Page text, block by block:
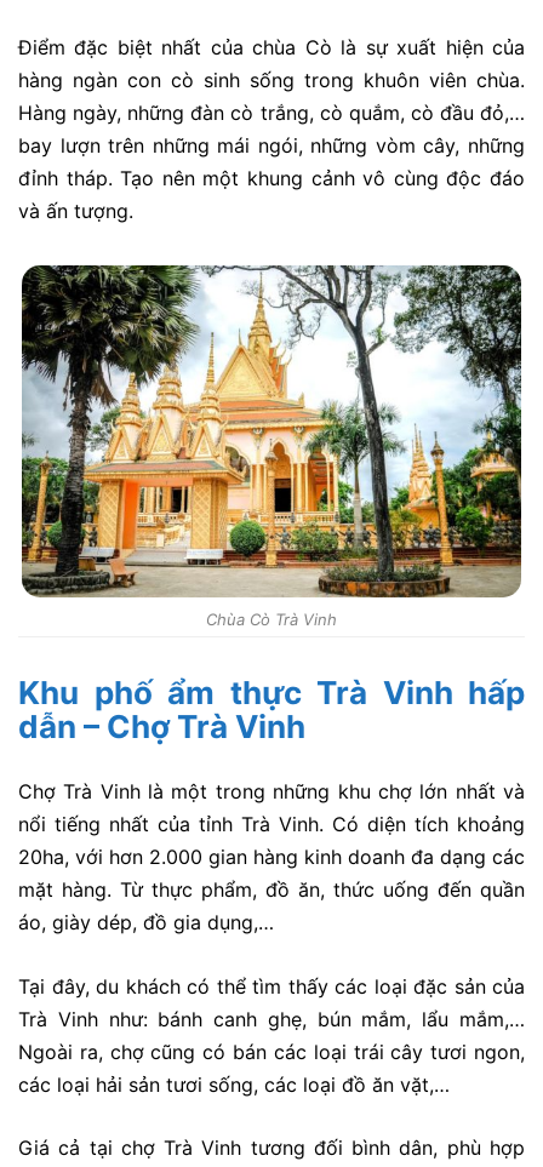
Điểm đặc biệt nhất của chùa Cò là sự xuất hiện của
hàng ngàn con cò sinh sống trong khuôn viên chùa.
Hàng ngày, những đàn cò trắng, cò quắm, cò đầu đỏ,…
bay lượn trên những mái ngói, những vòm cây, những
đỉnh tháp. Tạo nên một khung cảnh vô cùng độc đáo
và ấn tượng.
Chùa Cò Trà Vinh
Khu phố ẩm thực Trà Vinh hấp
dẫn – Chợ Trà Vinh
Chợ Trà Vinh là một trong những khu chợ lớn nhất và
nổi tiếng nhất của tỉnh Trà Vinh. Có diện tích khoảng
20ha, với hơn 2.000 gian hàng kinh doanh đa dạng các
mặt hàng. Từ thực phẩm, đồ ăn, thức uống đến quần
áo, giày dép, đồ gia dụng,…
Tại đây, du khách có thể tìm thấy các loại đặc sản của
Trà Vinh như: bánh canh ghẹ, bún mắm, lẩu mắm,…
Ngoài ra, chợ cũng có bán các loại trái cây tươi ngon,
các loại hải sản tươi sống, các loại đồ ăn vặt,…
Giá cả tại chợ Trà Vinh tương đối bình dân, phù hợp